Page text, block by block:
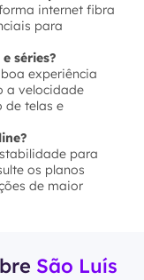
internet fibra
para
séries?
experiência
a velocidade
de telas e
para
os planos
de maior
São Luís